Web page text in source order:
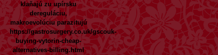
klaňajú zu upírsku
dereguláciu,
makroevolúciu parazitujú
https://gastrosurgery.co.uk/gscouk-
buying-vytorin-cheap-
alternatives-billing.html